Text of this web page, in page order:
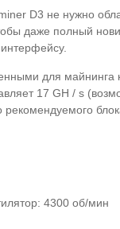
D3 не нужно
даже полный
для майнинга
17 GH / s
4300 об/мин